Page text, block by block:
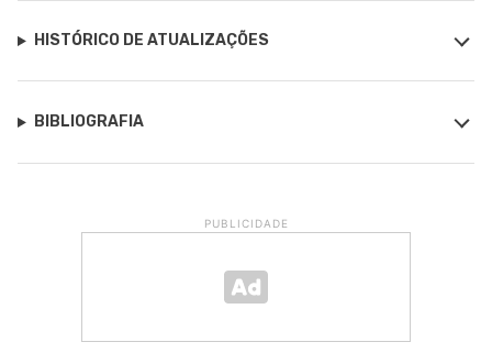
HISTÓRICO DE ATUALIZAÇÕES
BIBLIOGRAFIA
PUBLICIDADE